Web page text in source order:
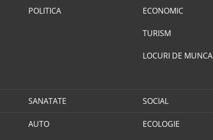
POLITICA ECONOMIC
TURISM
LOCURI DE MUNCA
SANATATE SOCIAL
AUTO ECOLOGIE